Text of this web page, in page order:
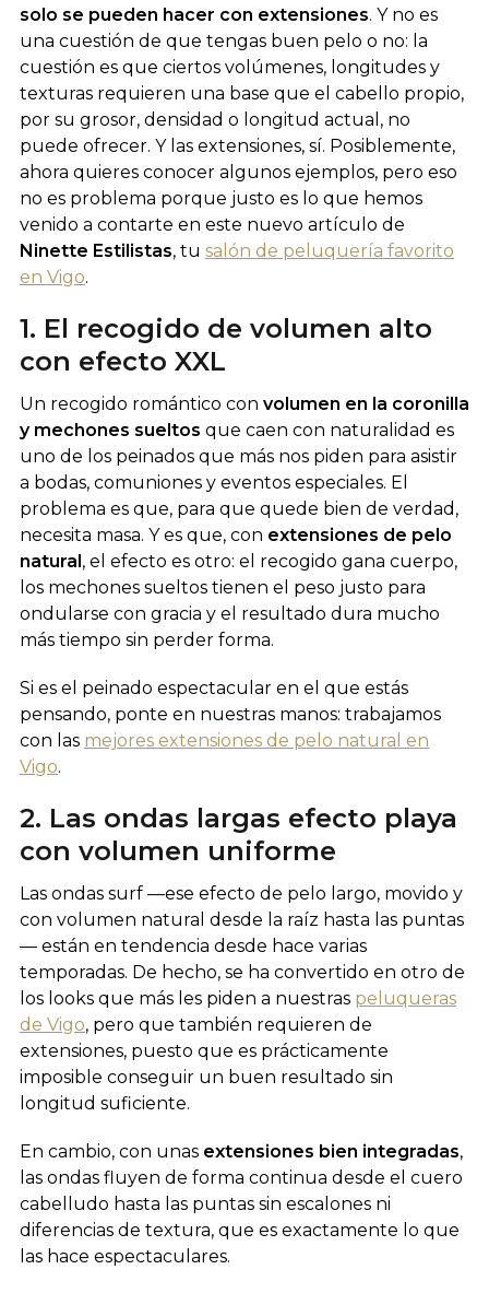
solo se pueden hacer con extensiones. Y no es
una cuestión de que tengas buen pelo o no: la
cuestión es que ciertos volúmenes, longitudes y
texturas requieren una base que el cabello propio,
por su grosor, densidad o longitud actual, no
puede ofrecer. Y las extensiones, sí. Posiblemente,
ahora quieres conocer algunos ejemplos, pero eso
no es problema porque justo es lo que hemos
venido a contarte en este nuevo artículo de
Ninette Estilistas, tu salón de peluquería favorito
en Vigo.
1. El recogido de volumen alto
con efecto XXL
Un recogido romántico con volumen en la coronilla
y mechones sueltos que caen con naturalidad es
uno de los peinados que más nos piden para asistir
a bodas, comuniones y eventos especiales. El
problema es que, para que quede bien de verdad,
necesita masa. Y es que, con extensiones de pelo
natural, el efecto es otro: el recogido gana cuerpo,
los mechones sueltos tienen el peso justo para
ondularse con gracia y el resultado dura mucho
más tiempo sin perder forma.
Si es el peinado espectacular en el que estás
pensando, ponte en nuestras manos: trabajamos
con las mejores extensiones de pelo natural en
Vigo.
2. Las ondas largas efecto playa
con volumen uniforme
Las ondas surf —ese efecto de pelo largo, movido y
con volumen natural desde la raíz hasta las puntas
— están en tendencia desde hace varias
temporadas. De hecho, se ha convertido en otro de
los looks que más les piden a nuestras peluqueras
de Vigo, pero que también requieren de
extensiones, puesto que es prácticamente
imposible conseguir un buen resultado sin
longitud suficiente.
En cambio, con unas extensiones bien integradas,
las ondas fluyen de forma continua desde el cuero
cabelludo hasta las puntas sin escalones ni
diferencias de textura, que es exactamente lo que
las hace espectaculares.